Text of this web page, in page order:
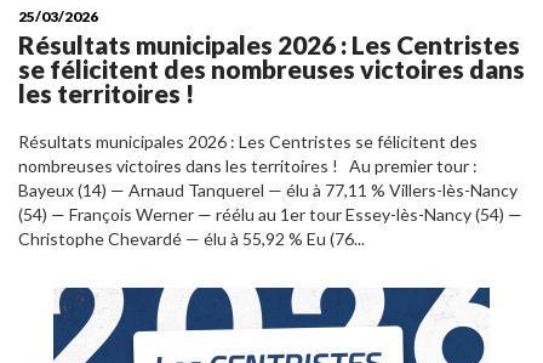
25/03/2026
Résultats municipales 2026 : Les Centristes
se félicitent des nombreuses victoires dans
les territoires !
Résultats municipales 2026 : Les Centristes se félicitent des
nombreuses victoires dans les territoires ! Au premier tour :
Bayeux (14) — Arnaud Tanquerel — élu à 77,11 % Villers-lès-Nancy
(54) — François Werner — réélu au 1er tour Essey-lès-Nancy (54) —
Christophe Chevardé — élu à 55,92 % Eu (76...